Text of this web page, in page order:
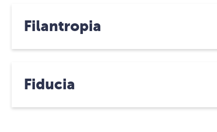
Filantropia
Fiducia